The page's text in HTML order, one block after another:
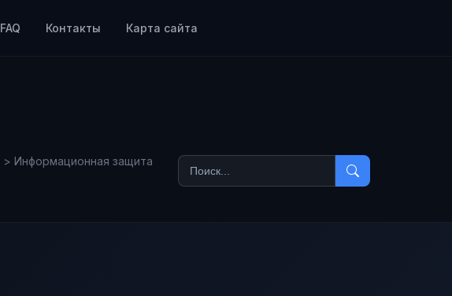
FAQ Контакты Карта сайта
> Информационная защита